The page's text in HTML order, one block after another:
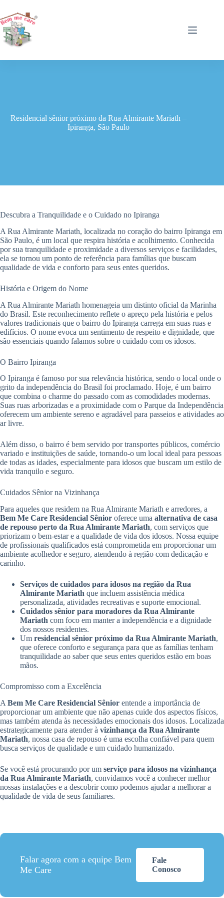
para
o
conteúdo
Residencial sênior próximo da Rua Almirante Mariath –
Ipiranga, São Paulo
Descubra a Tranquilidade e o Cuidado no Ipiranga
A Rua Almirante Mariath, localizada no coração do bairro Ipiranga em
São Paulo, é um local que respira história e acolhimento. Conhecida
por sua tranquilidade e proximidade a diversos serviços e facilidades,
ela se tornou um ponto de referência para famílias que buscam
qualidade de vida e conforto para seus entes queridos.
História e Origem do Nome
A Rua Almirante Mariath homenageia um distinto oficial da Marinha
do Brasil. Este reconhecimento reflete o apreço pela história e pelos
valores tradicionais que o bairro do Ipiranga carrega em suas ruas e
edifícios. O nome evoca um sentimento de respeito e dignidade, que
são essenciais quando falamos sobre o cuidado com os idosos.
O Bairro Ipiranga
O Ipiranga é famoso por sua relevância histórica, sendo o local onde o
grito da independência do Brasil foi proclamado. Hoje, é um bairro
que combina o charme do passado com as comodidades modernas.
Suas ruas arborizadas e a proximidade com o Parque da Independência
oferecem um ambiente sereno e agradável para passeios e atividades ao
ar livre.
Além disso, o bairro é bem servido por transportes públicos, comércio
variado e instituições de saúde, tornando-o um local ideal para pessoas
de todas as idades, especialmente para idosos que buscam um estilo de
vida tranquilo e seguro.
Cuidados Sênior na Vizinhança
Para aqueles que residem na Rua Almirante Mariath e arredores, a
Bem Me Care Residencial Sênior oferece uma alternativa de casa
de repouso perto da Rua Almirante Mariath, com serviços que
priorizam o bem-estar e a qualidade de vida dos idosos. Nossa equipe
de profissionais qualificados está comprometida em proporcionar um
ambiente acolhedor e seguro, atendendo à região com dedicação e
carinho.
Serviços de cuidados para idosos na região da Rua
Almirante Mariath que incluem assistência médica
personalizada, atividades recreativas e suporte emocional.
Cuidados sênior para moradores da Rua Almirante
Mariath com foco em manter a independência e a dignidade
dos nossos residentes.
Um residencial sênior próximo da Rua Almirante Mariath,
que oferece conforto e segurança para que as famílias tenham
tranquilidade ao saber que seus entes queridos estão em boas
mãos.
Compromisso com a Excelência
A Bem Me Care Residencial Sênior entende a importância de
proporcionar um ambiente que não apenas cuide dos aspectos físicos,
mas também atenda às necessidades emocionais dos idosos. Localizada
estrategicamente para atender à vizinhança da Rua Almirante
Mariath, nossa casa de repouso é uma escolha confiável para quem
busca serviços de qualidade e um cuidado humanizado.
Se você está procurando por um serviço para idosos na vizinhança
da Rua Almirante Mariath, convidamos você a conhecer melhor
nossas instalações e a descobrir como podemos ajudar a melhorar a
qualidade de vida de seus familiares.
Falar agora com a equipe Bem
Me Care
Fale
Conosco